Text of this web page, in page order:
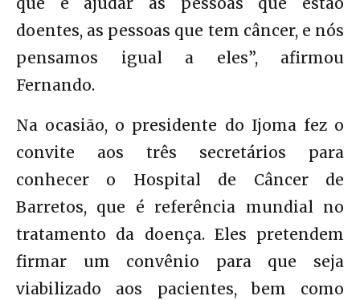
doentes, as pessoas que tem câncer, e nós
pensamos igual a eles”, afirmou
Fernando.
Na ocasião, o presidente do Ijoma fez o
convite aos três secretários para
conhecer o Hospital de Câncer de
Barretos, que é referência mundial no
tratamento da doença. Eles pretendem
firmar um convênio para que seja
viabilizado aos pacientes, bem como